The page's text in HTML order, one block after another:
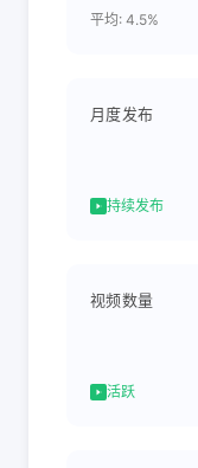
平均: 4.5%
月度发布
持续发布
视频数量
活跃